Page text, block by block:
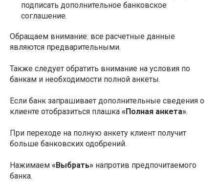
подписать дополнительное банковское
соглашение.
Обращаем внимание: все расчетные данные
являются предварительными.
Также следует обратить внимание на условия по
банкам и необходимости полной анкеты.
Если банк запрашивает дополнительные сведения о
клиенте отобразиться плашка «Полная анкета».
При переходе на полную анкету клиент получит
больше банковских одобрений.
Нажимаем «Выбрать» напротив предпочитаемого
банка.